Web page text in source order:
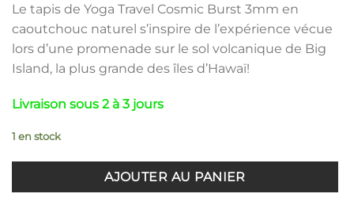
initial
était :
80,00€.
actuel
est :
64,00€.
Le tapis de Yoga Travel Cosmic Burst 3mm en
caoutchouc naturel s’inspire de l’expérience vécue
lors d’une promenade sur le sol volcanique de Big
Island, la plus grande des îles d’Hawaï!
Livraison sous 2 à 3 jours
1 en stock
AJOUTER AU PANIER